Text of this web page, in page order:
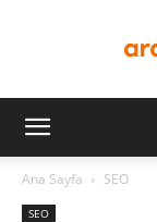
Ana Sayfa SEO
SEO